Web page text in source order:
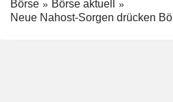
Börse
Börse aktuell
Neue Nahost-Sorgen drücken